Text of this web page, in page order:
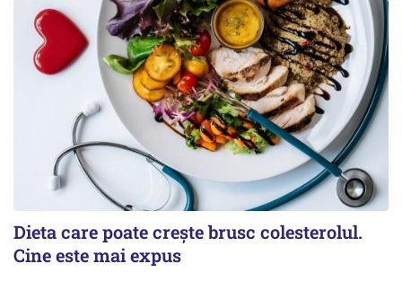
Dieta care poate crește brusc colesterolul.
Cine este mai expus